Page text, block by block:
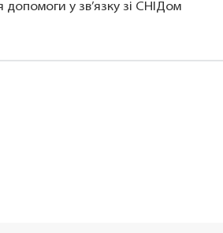
у зв’язку зі СНІДом